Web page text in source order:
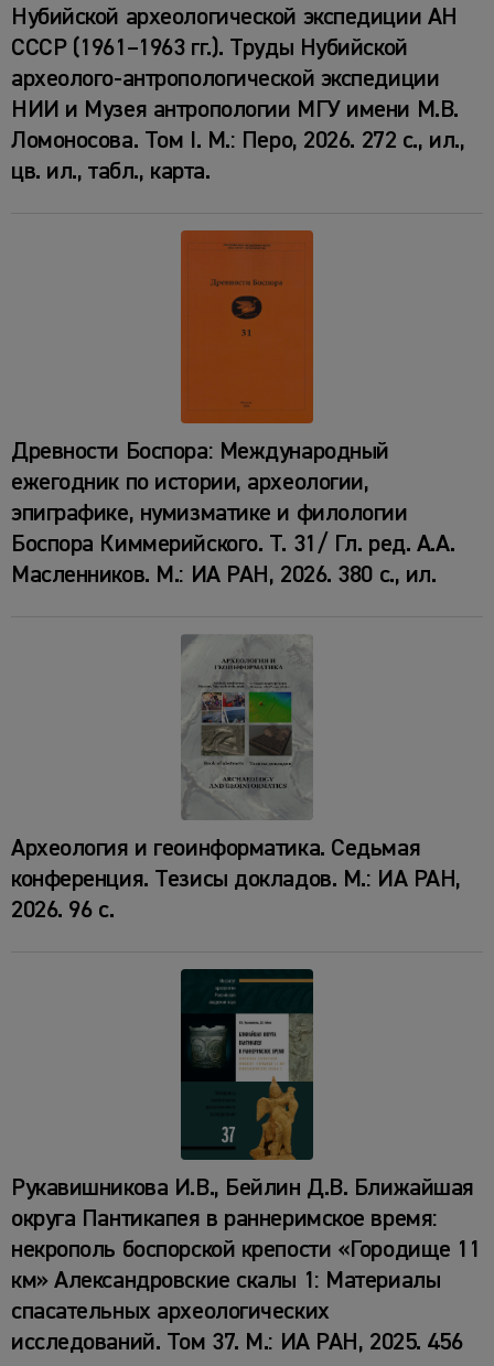
Нубийской археологической экспедиции АН
СССР (1961–1963 гг.). Труды Нубийской
археолого-антропологической экспедиции
НИИ и Музея антропологии МГУ имени М.В.
Ломоносова. Том I. М.: Перо, 2026. 272 с., ил.,
цв. ил., табл., карта.
Древности Боспора: Международный
ежегодник по истории, археологии,
эпиграфике, нумизматике и филологии
Боспора Киммерийского. Т. 31/ Гл. ред. А.А.
Масленников. М.: ИА РАН, 2026. 380 с., ил.
Археология и геоинформатика. Седьмая
конференция. Тезисы докладов. М.: ИА РАН,
2026. 96 с.
Рукавишникова И.В., Бейлин Д.В. Ближайшая
округа Пантикапея в раннеримское время:
некрополь боспорской крепости «Городище 11
км» Александровские скалы 1: Материалы
спасательных археологических
исследований. Том 37. М.: ИА РАН, 2025. 456